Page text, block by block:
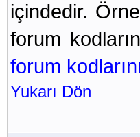
içindedir.
forum
forum
Yukarı Dön